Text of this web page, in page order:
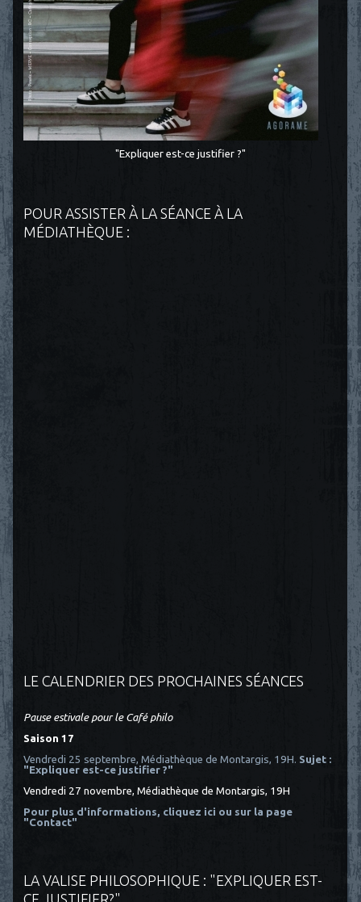
"Expliquer est-ce justifier ?"
POUR ASSISTER À LA SÉANCE À LA
MÉDIATHÈQUE :
LE CALENDRIER DES PROCHAINES SÉANCES
Pause estivale pour le Café philo
Saison 17
Vendredi 25 septembre, Médiathèque de Montargis, 19H. Sujet :
"Expliquer est-ce justifier ?"
Vendredi 27 novembre, Médiathèque de Montargis, 19H
Pour plus d'informations, cliquez ici ou sur la page
"Contact"
LA VALISE PHILOSOPHIQUE : "EXPLIQUER EST-